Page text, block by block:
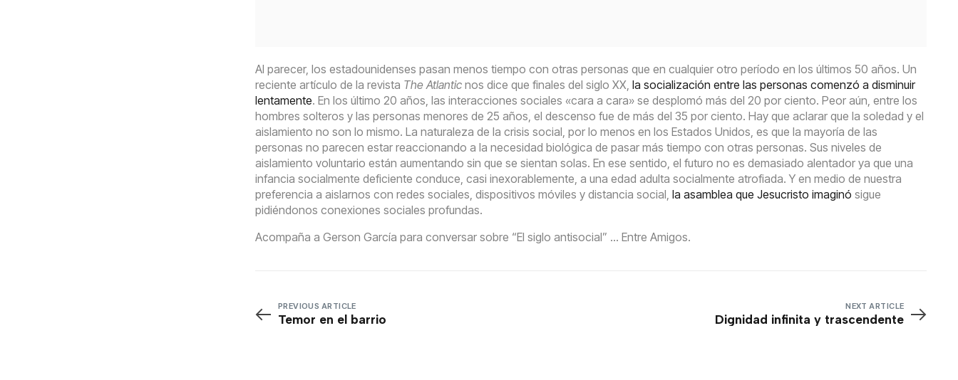
Al parecer, los estadounidenses pasan menos tiempo con otras personas que en cualquier otro período en los últimos 50 años. Un
reciente artículo de la revista The Atlanticnos dice que finales del siglo XX, la socialización entre las personas comenzó a disminuir
lentamente. En los último 20 años, las interacciones sociales «cara a cara» se desplomó más del 20 por ciento. Peor aún, entre los
hombres solteros y las personas menores de 25 años, el descenso fue de más del 35 por ciento. Hay que aclarar que la soledad y el
aislamiento no son lo mismo. La naturaleza de la crisis social, por lo menos en los Estados Unidos, es que la mayoría de las
personas no parecen estar reaccionando a la necesidad biológica de pasar más tiempo con otras personas. Sus niveles de
aislamiento voluntario están aumentando sin que se sientan solas. En ese sentido, el futuro no es demasiado alentador ya que una
infancia socialmente deficiente conduce, casi inexorablemente, a una edad adulta socialmente atrofiada. Y en medio de nuestra
preferencia a aislarnos con redes sociales, dispositivos móviles y distancia social, la asamblea que Jesucristo imaginó sigue
pidiéndonos conexiones sociales profundas.
Acompaña a Gerson García para conversar sobre “El siglo antisocial” … Entre Amigos.
PREVIOUS ARTICLE
Temor en el barrio
NEXT ARTICLE
Dignidad infinita y trascendente